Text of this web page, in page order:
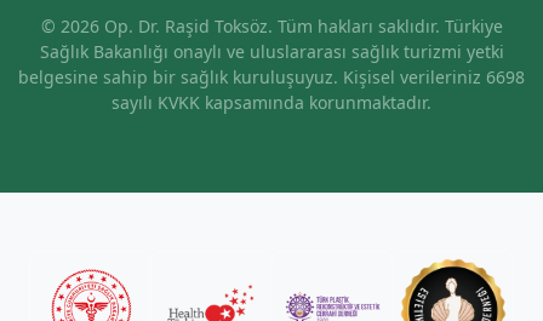
© 2026 Op. Dr. Raşid Toksöz. Tüm hakları saklıdır. Türkiye
Sağlık Bakanlığı onaylı ve uluslararası sağlık turizmi yetki
belgesine sahip bir sağlık kuruluşuyuz. Kişisel verileriniz 6698
sayılı KVKK kapsamında korunmaktadır.